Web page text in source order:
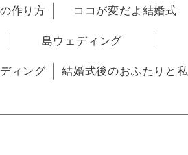
作り方 ココが変だよ結婚式
島ウェディング
ィング 結婚式後のおふたりと私